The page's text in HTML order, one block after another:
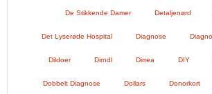
De Stikkende Damer Detaljenørd
Det Lyserøde Hospital Diagnose
Dildoer Dirndl Dirrea DIY
Dobbelt Diagnose Dollars Donorkort